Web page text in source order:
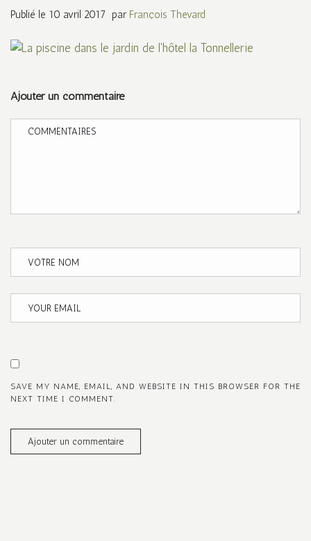
Publié le 10 avril 2017 par François Thevard
Ajouter un commentaire
SAVE MY NAME, EMAIL, AND WEBSITE IN THIS BROWSER FOR THE
NEXT TIME I COMMENT.